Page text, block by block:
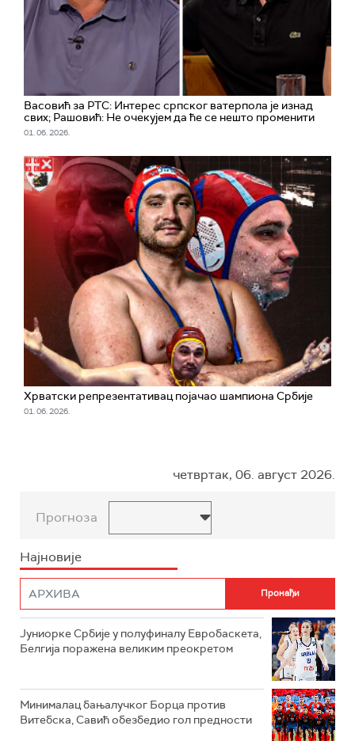
Васовић за РТС: Интерес српског ватерпола је изнад
свих; Рашовић: Не очекујем да ће се нешто променити
01. 06. 2026.
Хрватски репрезентативац појачао шампиона Србије
01. 06. 2026.
четвртак, 06. август 2026.
Прогноза
Најновије
Јуниорке Србије у полуфиналу Евробаскета,
Белгија поражена великим преокретом
Минималац бањалучког Борца против
Витебска, Савић обезбедио гол предности